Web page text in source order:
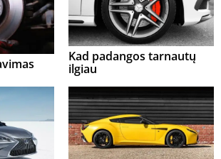
Kad padangos tarnautų
ilgiau